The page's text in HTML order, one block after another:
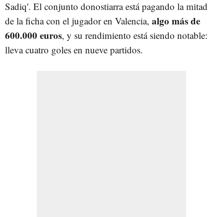
Sadiq'. El conjunto donostiarra está pagando la mitad
de la ficha con el jugador en Valencia, algo más de
600.000 euros, y su rendimiento está siendo notable:
lleva cuatro goles en nueve partidos.